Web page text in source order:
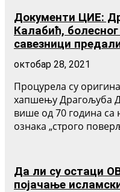
Документи ЦИЕ:
Калабић,
савезници
октобар 28, 2021
Процурела су
хапшењу Драгољуба
више од 70 година са
ознака „строго
Да ли су остаци
појачање